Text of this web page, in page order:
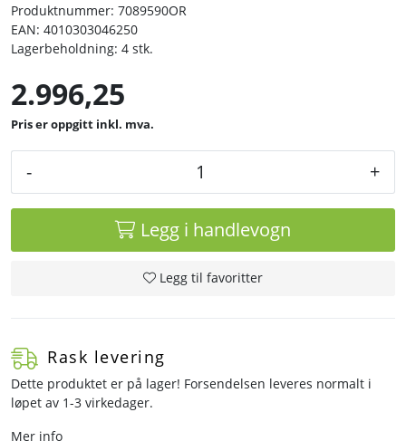
Produktnummer: 7089590OR
EAN: 4010303046250
Lagerbeholdning: 4 stk.
2.996,25
inkl. mva.
- +
Legg i handlevogn
Legg til favoritter
Rask levering
Dette produktet er på lager! Forsendelsen leveres normalt i
løpet av 1-3 virkedager.
Mer info